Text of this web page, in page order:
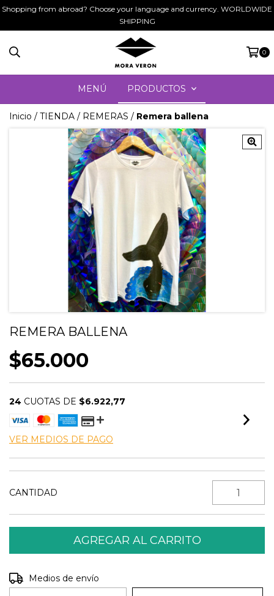
Shopping from abroad? Choose your language and currency. WORLDWIDE
SHIPPING
0
MENÚ PRODUCTOS
Inicio / TIENDA / REMERAS / Remera ballena
REMERA BALLENA
$65.000
24 CUOTAS DE $6.922,77
VER MEDIOS DE PAGO
CANTIDAD
Entregas para el CP:
Medios de envío